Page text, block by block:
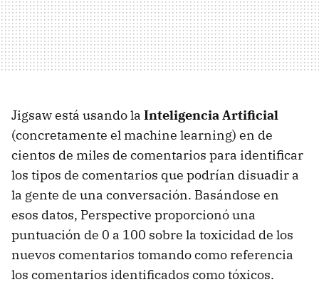
Jigsaw está usando la Inteligencia Artificial
(concretamente el machine learning) en de
cientos de miles de comentarios para identificar
los tipos de comentarios que podrían disuadir a
la gente de una conversación. Basándose en
esos datos, Perspective proporcionó una
puntuación de 0 a 100 sobre la toxicidad de los
nuevos comentarios tomando como referencia
los comentarios identificados como tóxicos.